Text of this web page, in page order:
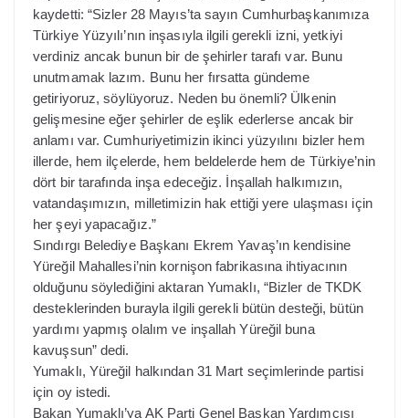
kaydetti: “Sizler 28 Mayıs’ta sayın Cumhurbaşkanımıza
Türkiye Yüzyılı’nın inşasıyla ilgili gerekli izni, yetkiyi
verdiniz ancak bunun bir de şehirler tarafı var. Bunu
unutmamak lazım. Bunu her fırsatta gündeme
getiriyoruz, söylüyoruz. Neden bu önemli? Ülkenin
gelişmesine eğer şehirler de eşlik ederlerse ancak bir
anlamı var. Cumhuriyetimizin ikinci yüzyılını bizler hem
illerde, hem ilçelerde, hem beldelerde hem de Türkiye’nin
dört bir tarafında inşa edeceğiz. İnşallah halkımızın,
vatandaşımızın, milletimizin hak ettiği yere ulaşması için
her şeyi yapacağız.”
Sındırgı Belediye Başkanı Ekrem Yavaş’ın kendisine
Yüreğil Mahallesi’nin kornişon fabrikasına ihtiyacının
olduğunu söylediğini aktaran Yumaklı, “Bizler de TKDK
desteklerinden burayla ilgili gerekli bütün desteği, bütün
yardımı yapmış olalım ve inşallah Yüreğil buna
kavuşsun” dedi.
Yumaklı, Yüreğil halkından 31 Mart seçimlerinde partisi
için oy istedi.
Bakan Yumaklı’ya AK Parti Genel Başkan Yardımcısı